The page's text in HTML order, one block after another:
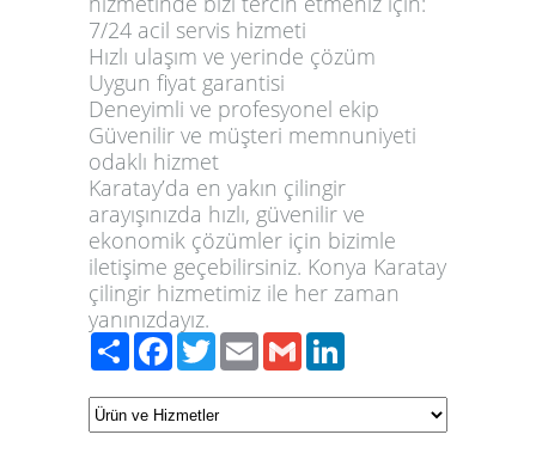
7/24 acil servis hizmeti
Hızlı ulaşım ve yerinde çözüm
Uygun fiyat garantisi
Deneyimli ve profesyonel ekip
Güvenilir ve müşteri memnuniyeti
odaklı hizmet
Karatay’da en yakın çilingir
arayışınızda hızlı, güvenilir ve
ekonomik çözümler için bizimle
iletişime geçebilirsiniz. Konya Karatay
çilingir hizmetimiz ile her zaman
yanınızdayız.
PaylaşFacebook
TwitterEmailGmail